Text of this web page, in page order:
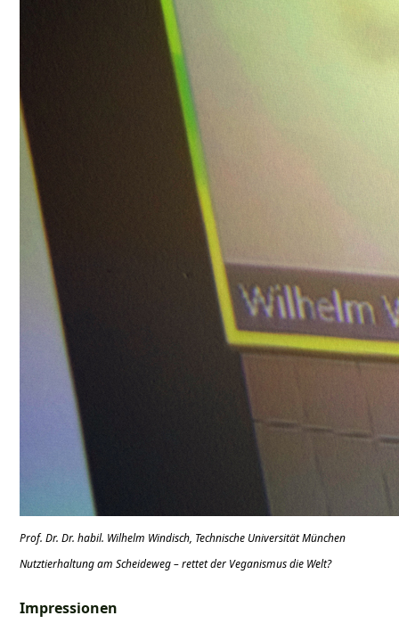
Prof. Dr. Dr. habil. Wilhelm Windisch, Technische Universität München
Nutztierhaltung am Scheideweg – rettet der Veganismus die Welt?
Impressionen